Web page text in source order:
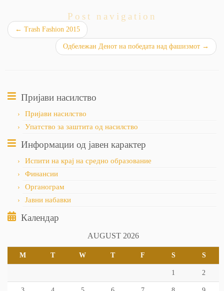
Post navigation
← Trash Fashion 2015
Одбележан Денот на победата над фашизмот →
Пријави насилство
Пријави насилство
Упатство за заштита од насилство
Информации од јавен карактер
Испити на крај на средно образование
Финансии
Органограм
Јавни набавки
Календар
AUGUST 2026
M T W T F S S
1 2